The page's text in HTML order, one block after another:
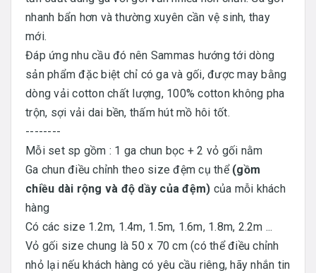
nhanh bẩn hơn và thường xuyên cần vệ sinh, thay
mới.
Đáp ứng nhu cầu đó nên Sammas hướng tới dòng
sản phẩm đặc biệt chỉ có ga và gối, được may bằng
dòng vải cotton chất lượng, 100% cotton không pha
trộn, sợi vải dai bền, thấm hút mồ hôi tốt.
--------
Mỗi set sp gồm : 1 ga chun bọc + 2 vỏ gối nằm
Ga chun điều chỉnh theo size đệm cụ thể (gồm
chiều dài rộng và độ dầy của đệm) của mỗi khách
hàng
Có các size 1.2m, 1.4m, 1.5m, 1.6m, 1.8m, 2.2m ...
Vỏ gối size chung là 50 x 70 cm (có thể điều chỉnh
nhỏ lại nếu khách hàng có yêu cầu riêng, hãy nhắn tin